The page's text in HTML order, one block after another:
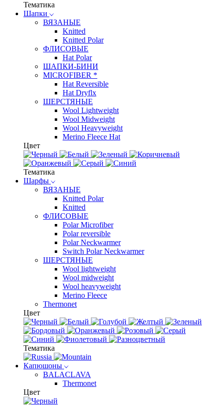
Тематика
Шапки
ВЯЗАНЫЕ
Knitted
Knitted Polar
ФЛИСОВЫЕ
Hat Polar
ШАПКИ-БИНИ
MICROFIBER *
Hat Reversible
Hat Dryflx
ШЕРСТЯНЫЕ
Wool Lightweight
Wool Midweight
Wool Heavyweight
Merino Fleece Hat
Цвет
Тематика
Шарфы
ВЯЗАНЫЕ
Knitted Polar
Knitted
ФЛИСОВЫЕ
Polar Microfiber
Polar reversible
Polar Neckwarmer
Switch Polar Neckwarmer
ШЕРСТЯНЫЕ
Wool lightweight
Wool midweight
Wool heavyweight
Merino Fleece
Thermonet
Цвет
Тематика
Капюшоны
BALACLAVA
Thermonet
Цвет